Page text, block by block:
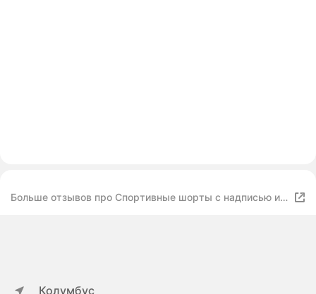
Больше отзывов про Спортивные шорты с надписью и
Колумбус